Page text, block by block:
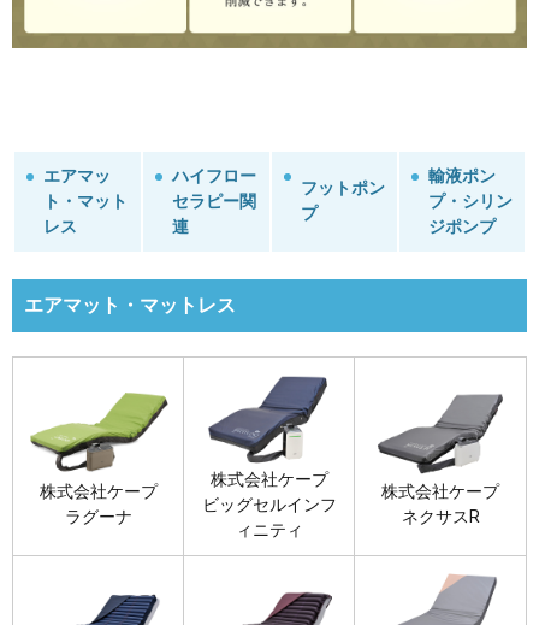
エアマッ
ト・マット
レス
ハイフロー
セラピー関
連
フットポン
プ
輸液ポン
プ・シリン
ジポンプ
エアマット・マットレス
株式会社ケープ
ラグーナ
株式会社ケープ
ビッグセルインフ
ィニティ
株式会社ケープ
ネクサスR